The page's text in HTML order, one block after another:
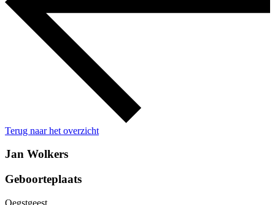
Terug naar het overzicht
Jan Wolkers
Geboorteplaats
Oegstgeest